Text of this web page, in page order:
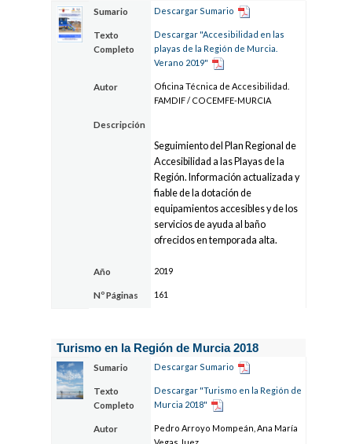
Sumario Descargar Sumario
Texto
Completo
Descargar "Accesibilidad en las
playas de la Región de Murcia.
Verano 2019"
Autor
Oficina Técnica de Accesibilidad.
FAMDIF / COCEMFE-MURCIA
Descripción
Seguimiento del Plan Regional de
Accesibilidad a las Playas de la
Región. Información actualizada y
fiable de la dotación de
equipamientos accesibles y de los
servicios de ayuda al baño
ofrecidos en temporada alta.
Año 2019
Nº Páginas 161
Turismo en la Región de Murcia 2018
Sumario Descargar Sumario
Texto
Completo
Descargar "Turismo en la Región de
Murcia 2018"
Autor
Pedro Arroyo Mompeán, Ana María
Vegas Juez